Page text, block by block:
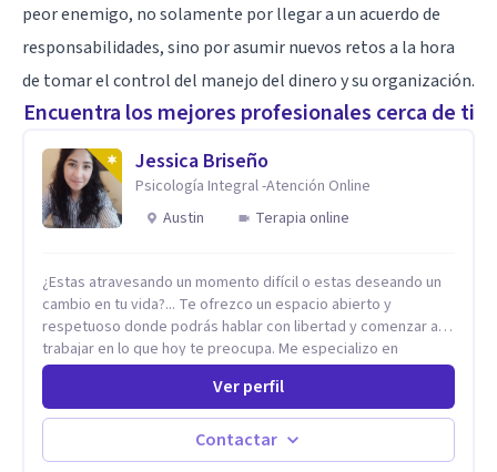
peor enemigo, no solamente por llegar a un acuerdo de
responsabilidades, sino por asumir nuevos retos a la hora
de tomar el control del manejo del dinero y su organización.
Encuentra los mejores profesionales cerca de ti
Jessica Briseño
Psicología Integral -Atención Online
Austin
Terapia online
¿Estas atravesando un momento difícil o estas deseando un
cambio en tu vida?... Te ofrezco un espacio abierto y
respetuoso donde podrás hablar con libertad y comenzar a
trabajar en lo que hoy te preocupa. Me especializo en
Trastornos de Ansiedad y a lo largo de mi experiencia
profesional he acompañado a muchas Familias y Parejas con
distintas problemáticas como el manejo del estrés,
Autoestima, Gestión de la Ira, Depresión, Retos en la Crianza,
Codependencia, Celos, entre otros. Cuento con más de 12
Ver perfil
Contactar